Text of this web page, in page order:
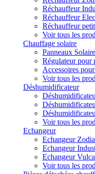
Réchauffeur
Réchauffeur
Réchauffeur
Voir tous les
Chauffage solaire
Panneaux
Régulateur pour
Accessoires
Voir tous les
Déshumidificateur
Voir tous les
Echangeur
Echangeur
Echangeur
Echangeur
Voir tous les